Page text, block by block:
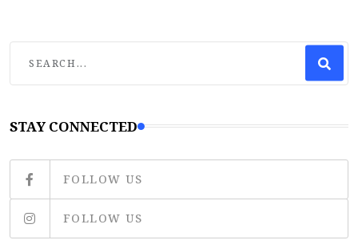
STAY CONNECTED
FOLLOW US
FOLLOW US